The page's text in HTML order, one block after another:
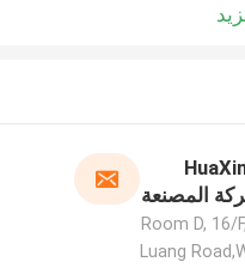
Room D, 16/
Luang